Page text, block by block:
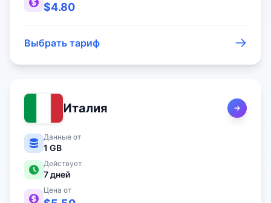
$4.80
Выбрать тариф
Италия
Данные от
1 GB
Действует
7дней
Цена от